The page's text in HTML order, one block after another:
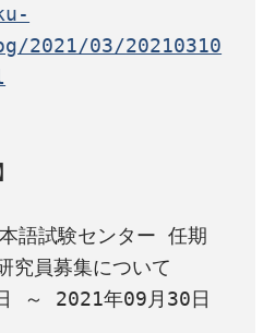
2021/03/20210310
語試験センター 任期
究員募集について
～ 2021年09月30日